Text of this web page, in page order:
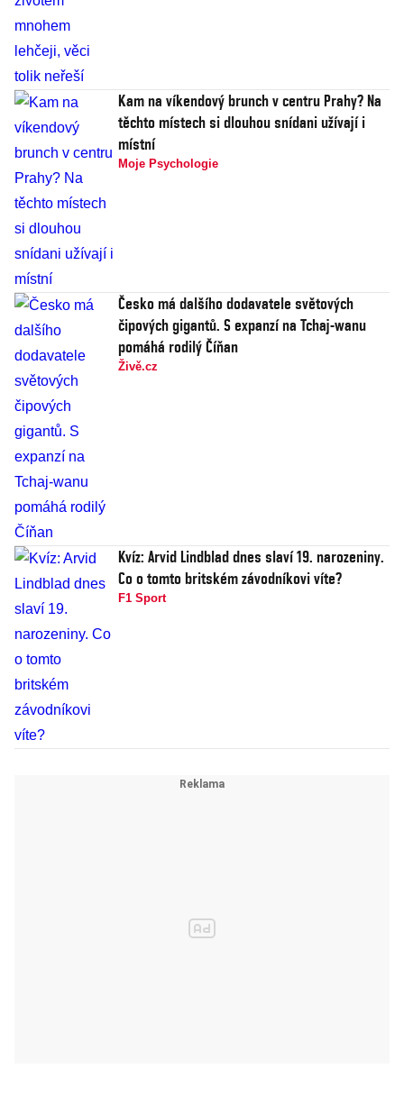
Kam na víkendový brunch v centru Prahy? Na
těchto místech si dlouhou snídani užívají i
místní
Moje Psychologie
Česko má dalšího dodavatele světových
čipových gigantů. S expanzí na Tchaj-wanu
pomáhá rodilý Číňan
Živě.cz
Kvíz: Arvid Lindblad dnes slaví 19. narozeniny.
Co o tomto britském závodníkovi víte?
F1 Sport